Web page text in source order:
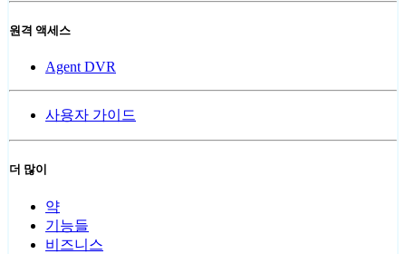
원격 액세스
Agent DVR
사용자 가이드
더 많이
약
기능들
비즈니스